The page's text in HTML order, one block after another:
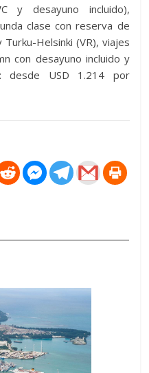
y desayuno incluido),
clase con reserva de
Helsinki (VR), viajes
con desayuno incluido y
desde USD 1.214 por